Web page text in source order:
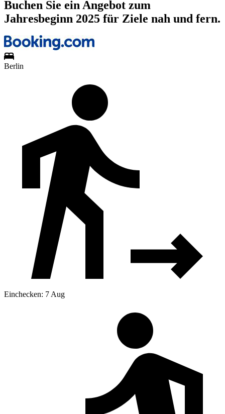
Buchen Sie ein Angebot zum
Jahresbeginn 2025 für Ziele nah und fern.
Berlin
Einchecken: 7 Aug